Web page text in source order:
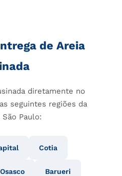
de Areia
diretamente no
seguintes regiões da
São Paulo:
Cotia
Osasco Barueri